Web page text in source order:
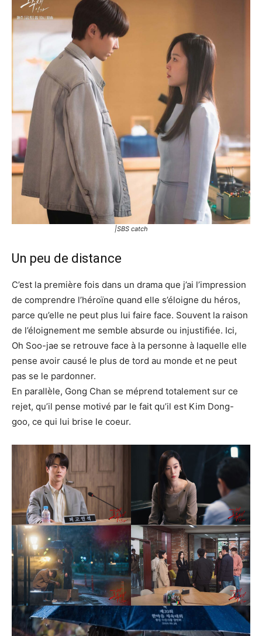
|SBS catch
Un peu de distance
C’est la première fois dans un drama que j’ai l’impression
de comprendre l’héroïne quand elle s’éloigne du héros,
parce qu’elle ne peut plus lui faire face. Souvent la raison
de l’éloignement me semble absurde ou injustifiée. Ici,
Oh Soo-jae se retrouve face à la personne à laquelle elle
pense avoir causé le plus de tord au monde et ne peut
pas se le pardonner.
En parallèle, Gong Chan se méprend totalement sur ce
rejet, qu’il pense motivé par le fait qu’il est Kim Dong-
goo, ce qui lui brise le coeur.